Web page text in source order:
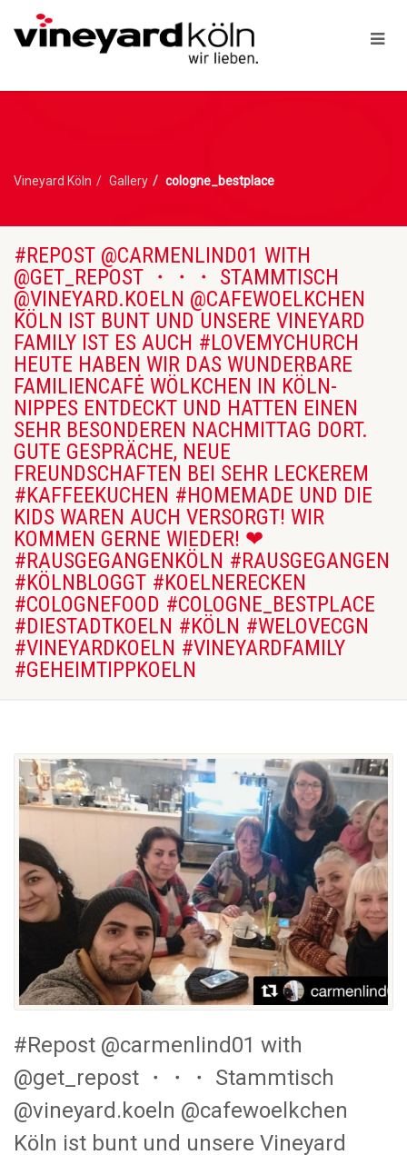
Vineyard Köln Gallery cologne_bestplace
#REPOST @CARMENLIND01 WITH
@GET_REPOST ・・・ STAMMTISCH
@VINEYARD.KOELN @CAFEWOELKCHEN
KÖLN IST BUNT UND UNSERE VINEYARD
FAMILY IST ES AUCH #LOVEMYCHURCH
HEUTE HABEN WIR DAS WUNDERBARE
FAMILIENCAFĖ WÖLKCHEN IN KÖLN-
NIPPES ENTDECKT UND HATTEN EINEN
SEHR BESONDEREN NACHMITTAG DORT.
GUTE GESPRÄCHE, NEUE
FREUNDSCHAFTEN BEI SEHR LECKEREM
#KAFFEEKUCHEN #HOMEMADE UND DIE
KIDS WAREN AUCH VERSORGT! WIR
KOMMEN GERNE WIEDER! ❤
#RAUSGEGANGENKÖLN #RAUSGEGANGEN
#KÖLNBLOGGT #KOELNERECKEN
#COLOGNEFOOD #COLOGNE_BESTPLACE
#DIESTADTKOELN #KÖLN #WELOVECGN
#VINEYARDKOELN #VINEYARDFAMILY
#GEHEIMTIPPKOELN
#Repost @carmenlind01 with
@get_repost ・・・ Stammtisch
@vineyard.koeln @cafewoelkchen
Köln ist bunt und unsere Vineyard